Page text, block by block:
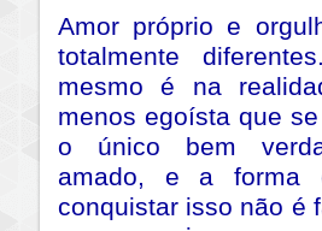
Amor próprio e
totalmente
mesmo é na
menos egoísta que
o único bem
amado, e a forma
conquistar isso não é